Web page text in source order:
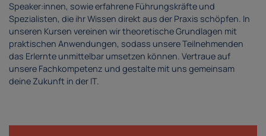
Speaker:innen, sowie erfahrene Führungskräfte und
Spezialisten, die ihr Wissen direkt aus der Praxis schöpfen. In
unseren Kursen vereinen wir theoretische Grundlagen mit
praktischen Anwendungen, sodass unsere Teilnehmenden
das Erlernte unmittelbar umsetzen können. Vertraue auf
unsere Fachkompetenz und gestalte mit uns gemeinsam
deine Zukunft in der IT.